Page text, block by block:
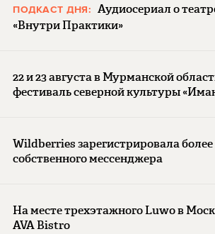
ПОДКАСТ ДНЯ: Аудиосериал о
«Внутри Практики»
22 и 23 августа в Мурманской
фестиваль северной культуры
Wildberries зарегистрировала
собственного мессенджера
На месте трехэтажного Luwo в
AVA Bistro